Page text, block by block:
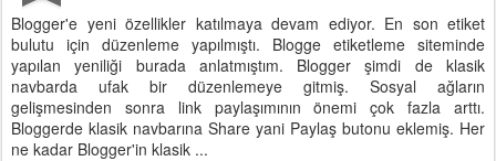
Blogger'e yeni özellikler katılmaya devam ediyor. En son etiket
bulutu için düzenleme yapılmıştı. Blogge etiketleme siteminde
yapılan yeniliği burada anlatmıştım. Blogger şimdi de klasik
navbarda ufak bir düzenlemeye gitmiş. Sosyal ağların
gelişmesinden sonra link paylaşımının önemi çok fazla arttı.
Bloggerde klasik navbarına Share yani Paylaş butonu eklemiş. Her
ne kadar Blogger'in klasik ...